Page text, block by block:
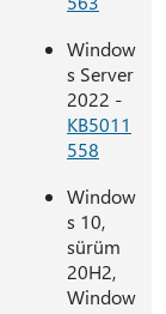
Window
s Server
2022 -
KB5011
558
Window
s 10,
sürüm
20H2,
Window